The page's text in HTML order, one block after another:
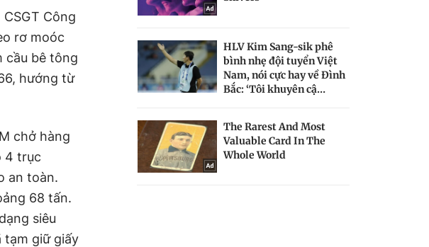
Công
rơ moóc
cầu bê tông
hướng từ
chở hàng
4 trục
an toàn.
68 tấn.
siêu
tạm giữ giấy